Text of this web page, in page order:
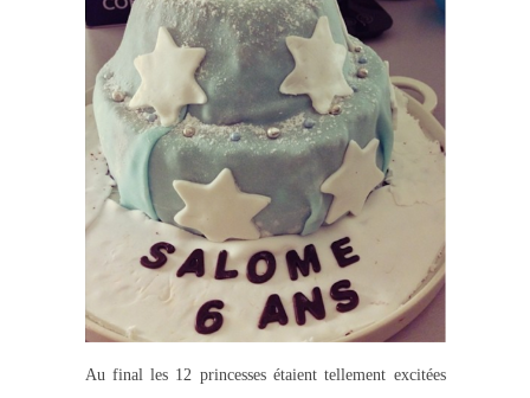
Au final les 12 princesses étaient tellement excitées